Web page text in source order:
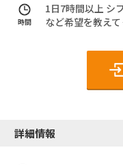
時間
1日7時間以上 シ
など希望を教えて
詳細情報